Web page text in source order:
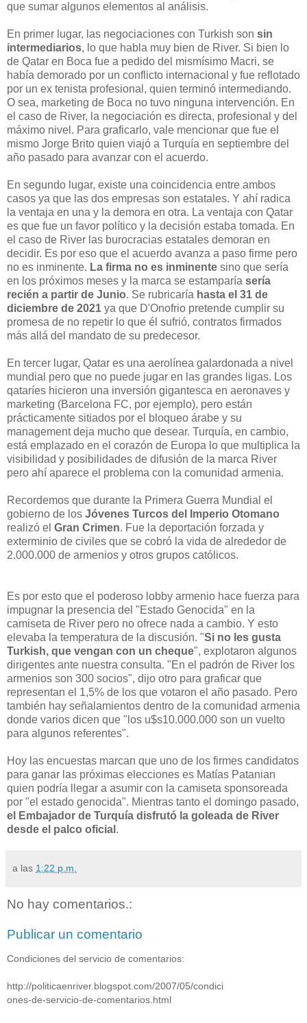
que sumar algunos elementos al análisis.
En primer lugar, las negociaciones con Turkish son sin
intermediarios, lo que habla muy bien de River. Si bien lo
de Qatar en Boca fue a pedido del mismísimo Macri, se
había demorado por un conflicto internacional y fue reflotado
por un ex tenista profesional, quien terminó intermediando.
O sea, marketing de Boca no tuvo ninguna intervención. En
el caso de River, la negociación es directa, profesional y del
máximo nivel. Para graficarlo, vale mencionar que fue el
mismo Jorge Brito quien viajó a Turquía en septiembre del
año pasado para avanzar con el acuerdo.
En segundo lugar, existe una coincidencia entre ambos
casos ya que las dos empresas son estatales. Y ahí radica
la ventaja en una y la demora en otra. La ventaja con Qatar
es que fue un favor político y la decisión estaba tomada. En
el caso de River las burocracias estatales demoran en
decidir. Es por eso que el acuerdo avanza a paso firme pero
no es inminente. La firma no es inminente sino que sería
en los próximos meses y la marca se estamparía sería
recién a partir de Junio. Se rubricaría hasta el 31 de
diciembre de 2021 ya que D'Onofrio pretende cumplir su
promesa de no repetir lo que él sufrió, contratos firmados
más allá del mandato de su predecesor.
En tercer lugar, Qatar es una aerolínea galardonada a nivel
mundial pero que no puede jugar en las grandes ligas. Los
qataríes hicieron una inversión gigantesca en aeronaves y
marketing (Barcelona FC, por ejemplo), pero están
prácticamente sitiados por el bloqueo árabe y su
management deja mucho que desear. Turquía, en cambio,
está emplazado en el corazón de Europa lo que multiplica la
visibilidad y posibilidades de difusión de la marca River
pero ahí aparece el problema con la comunidad armenia.
Recordemos que durante la Primera Guerra Mundial el
gobierno de los Jóvenes Turcos del Imperio Otomano
realizó el Gran Crimen. Fue la deportación forzada y
exterminio de civiles que se cobró la vida de alrededor de
2.000.000 de armenios y otros grupos católicos.
Es por esto que el poderoso lobby armenio hace fuerza para
impugnar la presencia del "Estado Genocida" en la
camiseta de River pero no ofrece nada a cambio. Y esto
elevaba la temperatura de la discusión. "Si no les gusta
Turkish, que vengan con un cheque", explotaron algunos
dirigentes ante nuestra consulta. "En el padrón de River los
armenios son 300 socios", dijo otro para graficar que
representan el 1,5% de los que votaron el año pasado. Pero
también hay señalamientos dentro de la comunidad armenia
donde varios dicen que "los u$s10.000.000 son un vuelto
para algunos referentes".
Hoy las encuestas marcan que uno de los firmes candidatos
para ganar las próximas elecciones es Matías Patanian
quien podría llegar a asumir con la camiseta sponsoreada
por "el estado genocida". Mientras tanto el domingo pasado,
el Embajador de Turquía disfrutó la goleada de River
desde el palco oficial .
a las 1:22 p.m.
No hay comentarios.:
Publicar un comentario
Condiciones del servicio de comentarios:
http://politicaenriver.blogspot.com/2007/05/condici
ones-de-servicio-de-comentarios.html